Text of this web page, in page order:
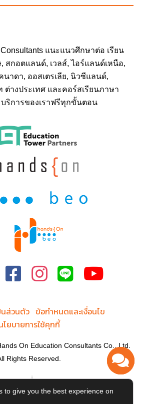
Consultants แนะแนวศึกษาต่อ เรียน
สกอตแลนด์, เวลส์, ไอร์แลนด์เหนือ,
นาดา, ออสเตรเลีย, นิวซีแลนด์,
ต่างประเทศ และคอร์สเรียนภาษา
ริการของเราฟรีทุกขั้นตอน
นส่วนตัว ข้อกำหนดและเงื่อนไข
โยบายการใช้คุกกี้
On Education Consultants Co., Ltd.
Rights Reserved.
to give you the best experience on